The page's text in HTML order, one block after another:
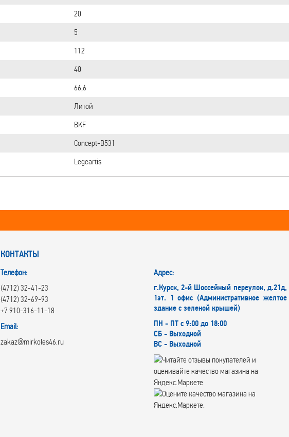
20
5
112
40
66,6
Литой
BKF
Concept-B531
Legeartis
КОНТАКТЫ
Телефон:
(4712) 32-41-23
(4712) 32-69-93
+7 910-316-11-18
Email:
zakaz@mirkoles46.ru
Адрес:
г.Курск, 2-й Шоссейный переулок, д.21д,
1эт. 1 офис (Административное желтое
здание с зеленой крышей)
ПН - ПТ с 9:00 до 18:00
СБ - Выходной
ВС - Выходной